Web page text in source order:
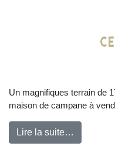
Un magnifiques terrain de
maison de campane à
Lire la suite…